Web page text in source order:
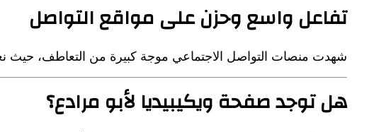
تفاعل واسع وحزن على مواقع التواصل
شهدت منصات التواصل الاجتماعي موجة كبيرة من التعاطف، حيث
هل توجد صفحة ويكيبيديا لأبو مرادع؟